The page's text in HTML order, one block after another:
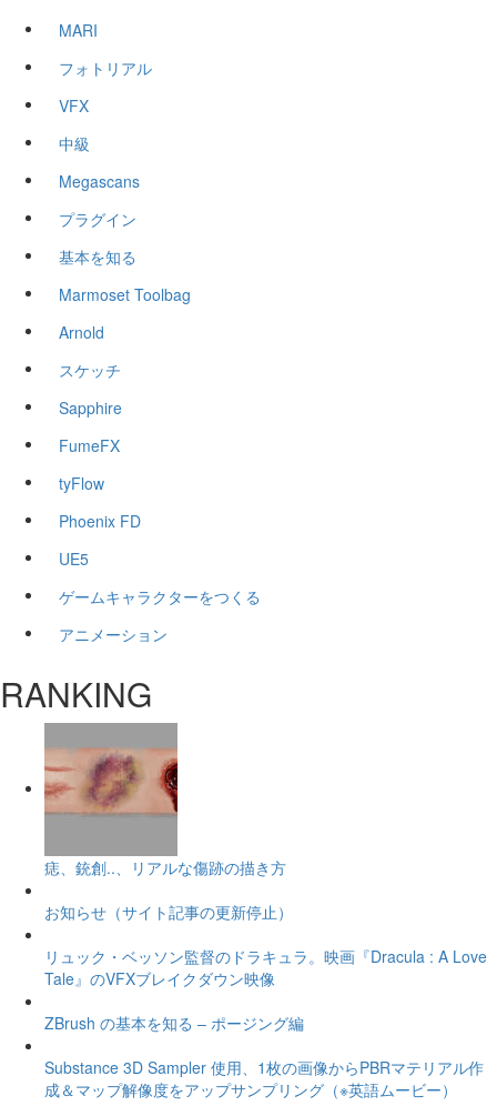
MARI
フォトリアル
VFX
中級
Megascans
プラグイン
基本を知る
Marmoset Toolbag
Arnold
スケッチ
Sapphire
FumeFX
tyFlow
Phoenix FD
UE5
ゲームキャラクターをつくる
アニメーション
RANKING
痣、銃創..、リアルな傷跡の描き方
お知らせ（サイト記事の更新停止）
リュック・ベッソン監督のドラキュラ。映画『Dracula : A Love
Tale』のVFXブレイクダウン映像
ZBrush の基本を知る – ポージング編
Substance 3D Sampler 使用、1枚の画像からPBRマテリアル作
成＆マップ解像度をアップサンプリング（※英語ムービー）